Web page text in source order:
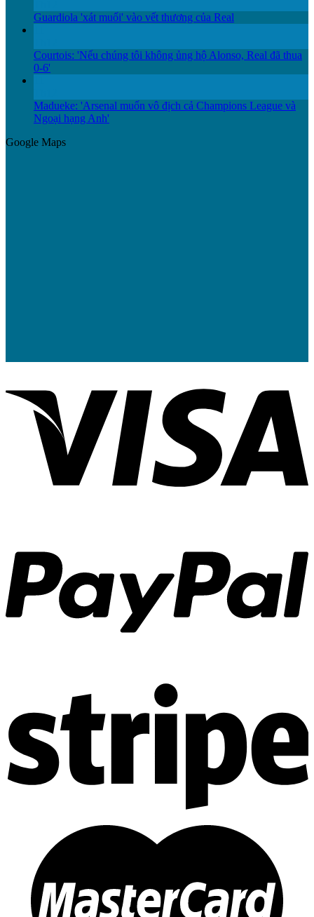
Guardiola 'xát muối' vào vết thương của Real
Courtois: 'Nếu chúng tôi không ủng hộ Alonso, Real đã thua
0-6'
Madueke: 'Arsenal muốn vô địch cả Champions League và
Ngoại hạng Anh'
Google Maps